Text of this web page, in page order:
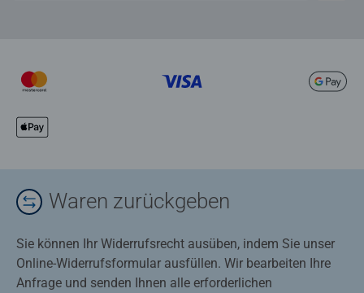
Waren zurückgeben
Sie können Ihr Widerrufsrecht ausüben, indem Sie unser
Online-Widerrufsformular ausfüllen. Wir bearbeiten Ihre
Anfrage und senden Ihnen alle erforderlichen